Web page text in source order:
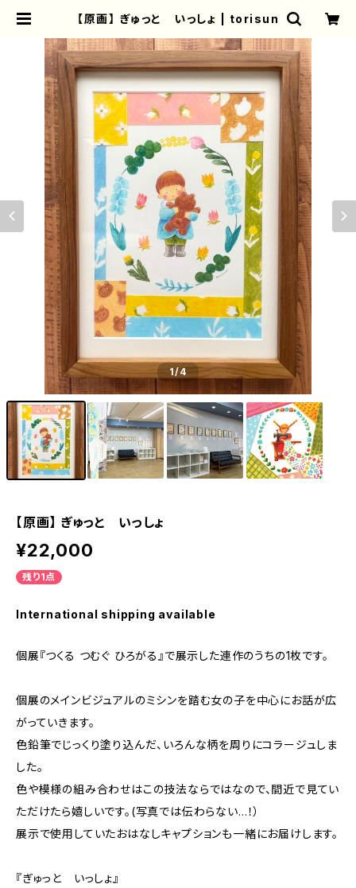
【原画】 ぎゅっと いっしょ | torisun
1/4
【原画】 ぎゅっと いっしょ
¥22,000
残り1点
International shipping available
個展『つくる つむぐ ひろがる』で展示した連作のうちの1枚です。
個展のメインビジュアルのミシンを踏む女の子を中心にお話が広
がっていきます。
色鉛筆でじっくり塗り込んだ、いろんな柄を周りにコラージュしま
した。
色や模様の組み合わせはこの技法ならではなので、間近で見てい
ただけたら嬉しいです。(写真では伝わらない…！）
展示で使用していたおはなしキャプションも一緒にお届けします。
『ぎゅっと いっしょ』